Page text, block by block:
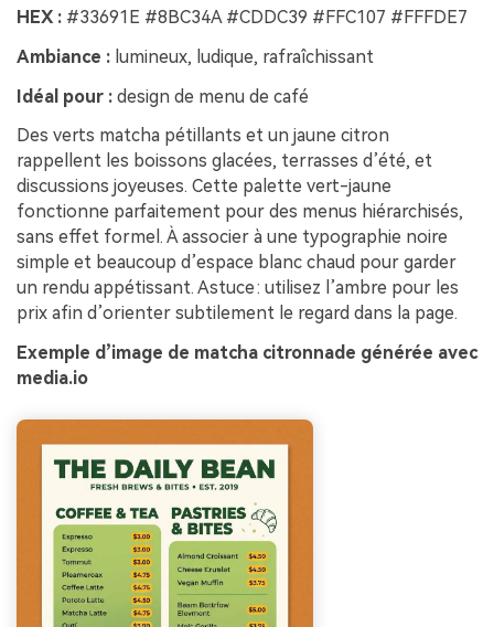
HEX : #33691E #8BC34A #CDDC39 #FFC107 #FFFDE7
Ambiance : lumineux, ludique, rafraîchissant
Idéal pour : design de menu de café
Des verts matcha pétillants et un jaune citron
rappellent les boissons glacées, terrasses d’été, et
discussions joyeuses. Cette palette vert-jaune
fonctionne parfaitement pour des menus hiérarchisés,
sans effet formel. À associer à une typographie noire
simple et beaucoup d’espace blanc chaud pour garder
un rendu appétissant. Astuce : utilisez l’ambre pour les
prix afin d’orienter subtilement le regard dans la page.
Exemple d’image de matcha citronnade générée avec
media.io